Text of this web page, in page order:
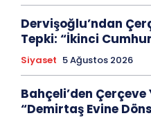
Dervişoğlu’ndan
Tepki: “İkinci
Siyaset 5 Ağustos 2026
Bahçeli’den Çerçeve
“Demirtaş Evine